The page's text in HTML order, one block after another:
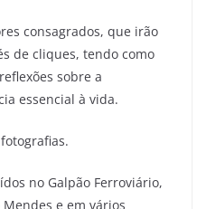
consagrados, que irão
de cliques, tendo como
sobre a
essencial à vida.
no Galpão Ferroviário,
e em vários